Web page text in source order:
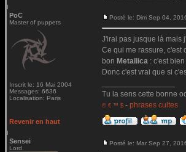
PoC
Master of puppets
Inscrit le: 16 Mai 2004
Messages: 6636
Localisation: Paris
Posté le: Dim Sep 04,
J'irai pas jusque là mais
Ce qui me rassure, c'est
bon Metallica : c'est
Donc c'est vrai que si
Tu la sens cette bonne
© € ™ $ - phrases cultes
Revenir en haut
Sensei
Lord
Posté le: Mar Sep 27,